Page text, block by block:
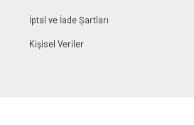
İptal ve İade Şartları
Kişisel Veriler